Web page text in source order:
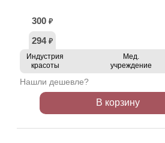
300 ₽
294 ₽
Индустрия
красоты
Мед.
учреждение
Нашли дешевле?
В корзину